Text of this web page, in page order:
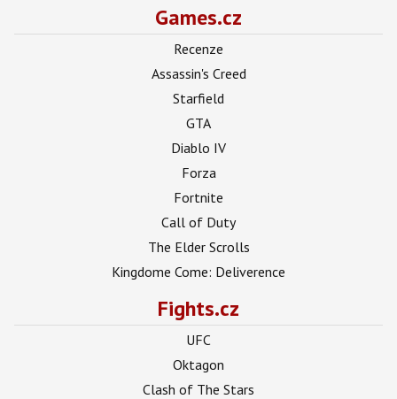
Games.cz
Recenze
Assassin's Creed
Starfield
GTA
Diablo IV
Forza
Fortnite
Call of Duty
The Elder Scrolls
Kingdome Come: Deliverence
Fights.cz
UFC
Oktagon
Clash of The Stars